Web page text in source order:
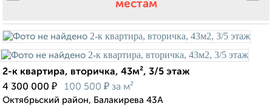
местам
2-к квартира, вторичка, 43м², 3/5 этаж
4 300 000 ₽ 100 500 ₽ за м²
Октябрьский район, Балакирева 43А